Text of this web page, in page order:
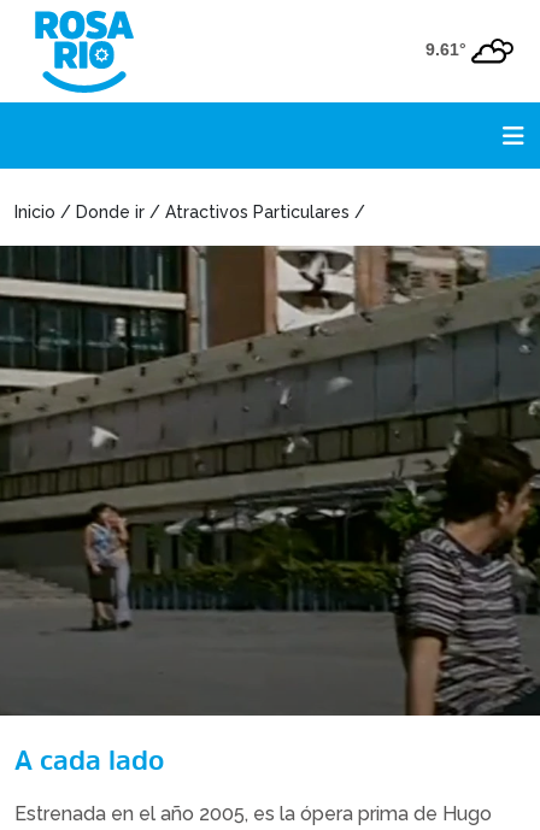
9.61°
Inicio / Donde ir / Atractivos Particulares /
A cada lado
Estrenada en el año 2005, es la ópera prima de Hugo